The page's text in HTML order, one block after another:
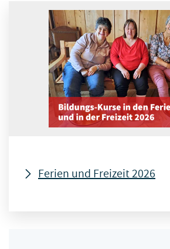
Ferien und Freizeit 2026